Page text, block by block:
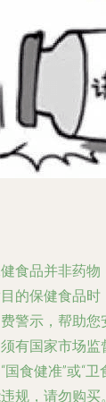
食品并非药物
的保健食品时
警示，帮助您
有国家市场监
国食健准”或“
规，请勿购买